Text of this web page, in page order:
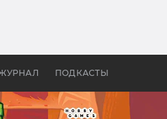
ПОДКАСТЫ
Грецией